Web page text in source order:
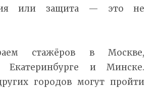
или защита — это не
стажёров в Москве,
Екатеринбурге и Минске.
городов могут пройти